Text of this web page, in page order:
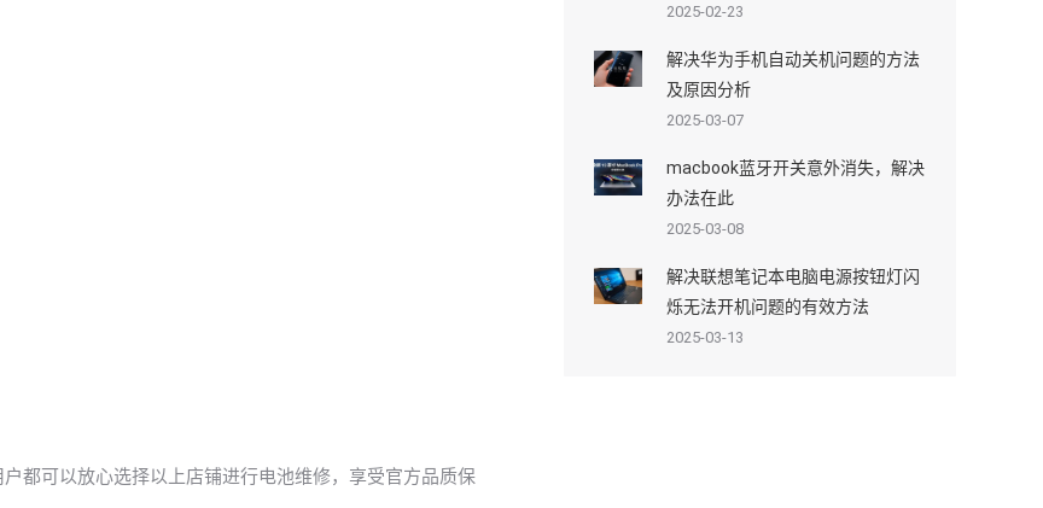
户都可以放心选择以上店铺进行电池维修，享受官方品质保
2025-02-23
解决华为手机自动关机问题的方法
及原因分析
2025-03-07
macbook蓝牙开关意外消失，解决
办法在此
2025-03-08
解决联想笔记本电脑电源按钮灯闪
烁无法开机问题的有效方法
2025-03-13